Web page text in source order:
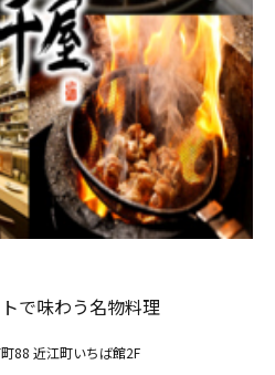
で味わう名物料理
88 近江町いちば館2F